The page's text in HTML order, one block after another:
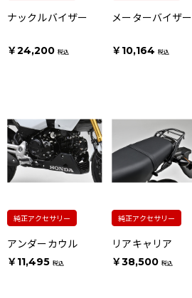
ナックルバイザー
￥24,200 税込
メーターバイザー
￥10,164 税込
純正アクセサリー
アンダーカウル
￥11,495 税込
純正アクセサリー
リアキャリア
￥38,500 税込